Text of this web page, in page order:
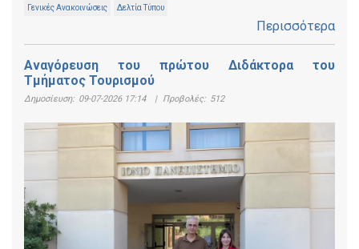
Γενικές Ανακοινώσεις Δελτία Τύπου
Περισσότερα
Αναγόρευση του πρώτου Διδάκτορα του
Τμήματος Τουρισμού
Δημοσίευση: 09-07-2026 17:14 | Προβολές: 512